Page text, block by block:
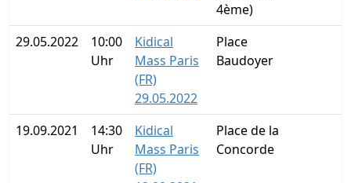
4ème)
29.05.2022
10:00
Uhr
Kidical
Mass Paris
(FR)
29.05.2022
Place
Baudoyer
19.09.2021
14:30
Uhr
Kidical
Mass Paris
(FR)
Place de la
Concorde